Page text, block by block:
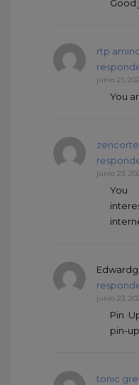
Good
rtp
junio 21,
You
junio 23,
You
junio 23,
Pin
pin-
tonic